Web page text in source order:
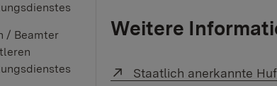
/ Beamter
Weitere
Externer Link:
Staatlich anerkannte